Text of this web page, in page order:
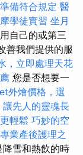
備符合規定 醫
學徒實習 坐月
自己的或第三
善我們提供的服
，立即處理天花
您是否想要一
外燴價格，選
讓先人的靈魂長
輕鬆 巧妙的空
業產後護理之
降雪和熱飲的時